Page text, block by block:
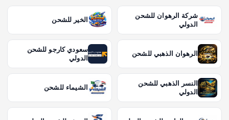
شركة الرهوان للشحن
الدولي
الخير للشحن
الرهوان الذهبي للشحن
سعودي كارجو للشحن
الدولي
النسر الذهبي للشحن
الدولي
الشيماء للشحن